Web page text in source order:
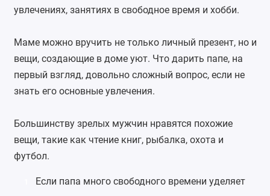
увлечениях, занятиях в свободное время и хобби.
Маме можно вручить не только личный презент, но и
вещи, создающие в доме уют. Что дарить папе, на
первый взгляд, довольно сложный вопрос, если не
знать его основные увлечения.
Большинству зрелых мужчин нравятся похожие
вещи, такие как чтение книг, рыбалка, охота и
футбол.
Если папа много свободного времени уделяет